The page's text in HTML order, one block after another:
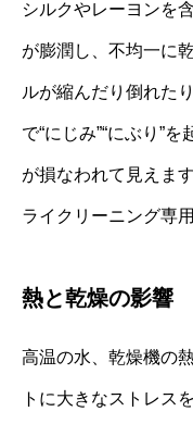
シルクやレーヨンを
が膨潤し、不均一に
ルが縮んだり倒れた
で“にじみ”“にぶり”
が損なわれて見えま
ライクリーニング専
熱と乾燥の影響
高温の水、乾燥機の
トに大きなストレス